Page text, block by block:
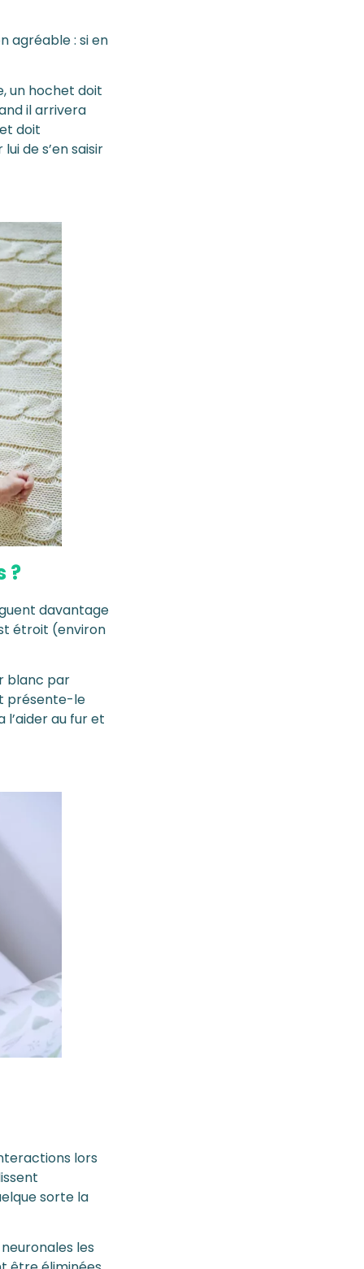
agréable : si en
un hochet doit
il arrivera
doit
de s’en saisir
?
davantage
étroit (environ
blanc par
présente-le
l’aider au fur et
lors
sorte la
les